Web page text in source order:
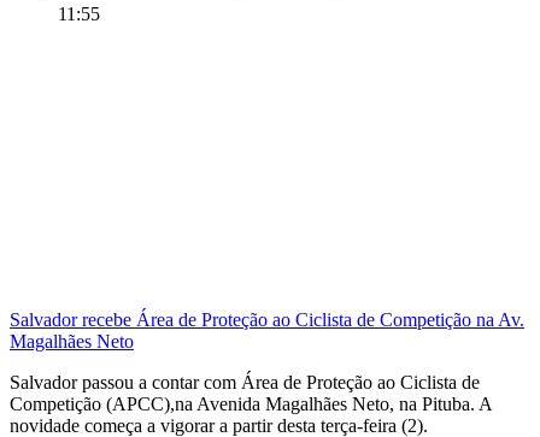
11:55
Salvador recebe Área de Proteção ao Ciclista de Competição na Av.
Magalhães Neto
Salvador passou a contar com Área de Proteção ao Ciclista de
Competição (APCC),na Avenida Magalhães Neto, na Pituba. A
novidade começa a vigorar a partir desta terça-feira (2).